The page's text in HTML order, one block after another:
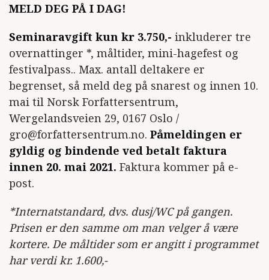
MELD DEG PÅ I DAG!
Seminaravgift kun kr 3.750,- inkluderer tre
overnattinger *, måltider, mini-hagefest og
festivalpass.. Max. antall deltakere er
begrenset, så meld deg på snarest og innen 10.
mai til Norsk Forfattersentrum,
Wergelandsveien 29, 0167 Oslo /
gro@forfattersentrum.no. Påmeldingen er
gyldig og bindende ved betalt faktura
innen 20. mai 2021. Faktura kommer på e-
post.
*Internatstandard, dvs. dusj/WC på gangen.
Prisen er den samme om man velger å være
kortere. De måltider som er angitt i programmet
har verdi kr. 1.600,-